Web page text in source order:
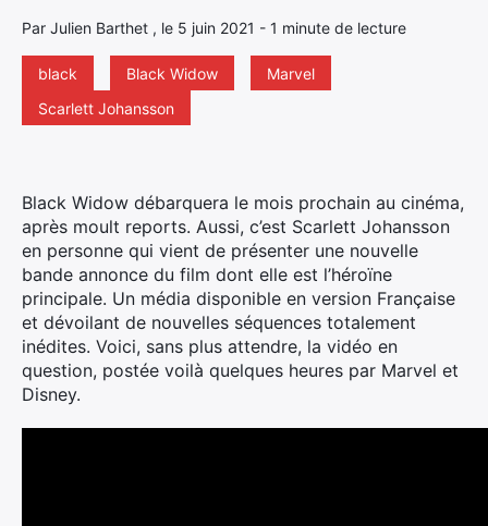
Par Julien Barthet , le 5 juin 2021 - 1 minute de lecture
black Black Widow
Marvel
Scarlett Johansson
Black Widow débarquera le mois prochain au cinéma,
après moult reports. Aussi, c’est Scarlett Johansson
en personne qui vient de présenter une nouvelle
bande annonce du film dont elle est l’héroïne
principale. Un média disponible en version Française
et dévoilant de nouvelles séquences totalement
inédites. Voici, sans plus attendre, la vidéo en
question, postée voilà quelques heures par Marvel et
Disney.